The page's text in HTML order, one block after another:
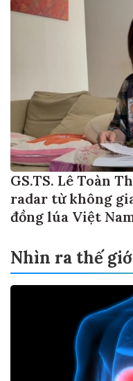
GS.TS. Lê Toàn
radar từ không
đồng lúa Việt
Nhìn ra thế